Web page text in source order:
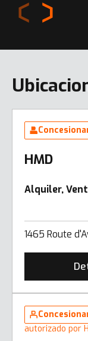
HMD
Alquiler,
1465 Route
autorizado por